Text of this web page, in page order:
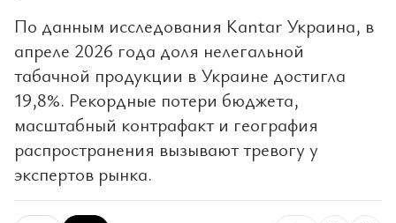
По данным исследования Kantar Украина, в
апреле 2026 года доля нелегальной
табачной продукции в Украине достигла
19,8%. Рекордные потери бюджета,
масштабный контрафакт и география
распространения вызывают тревогу у
экспертов рынка.